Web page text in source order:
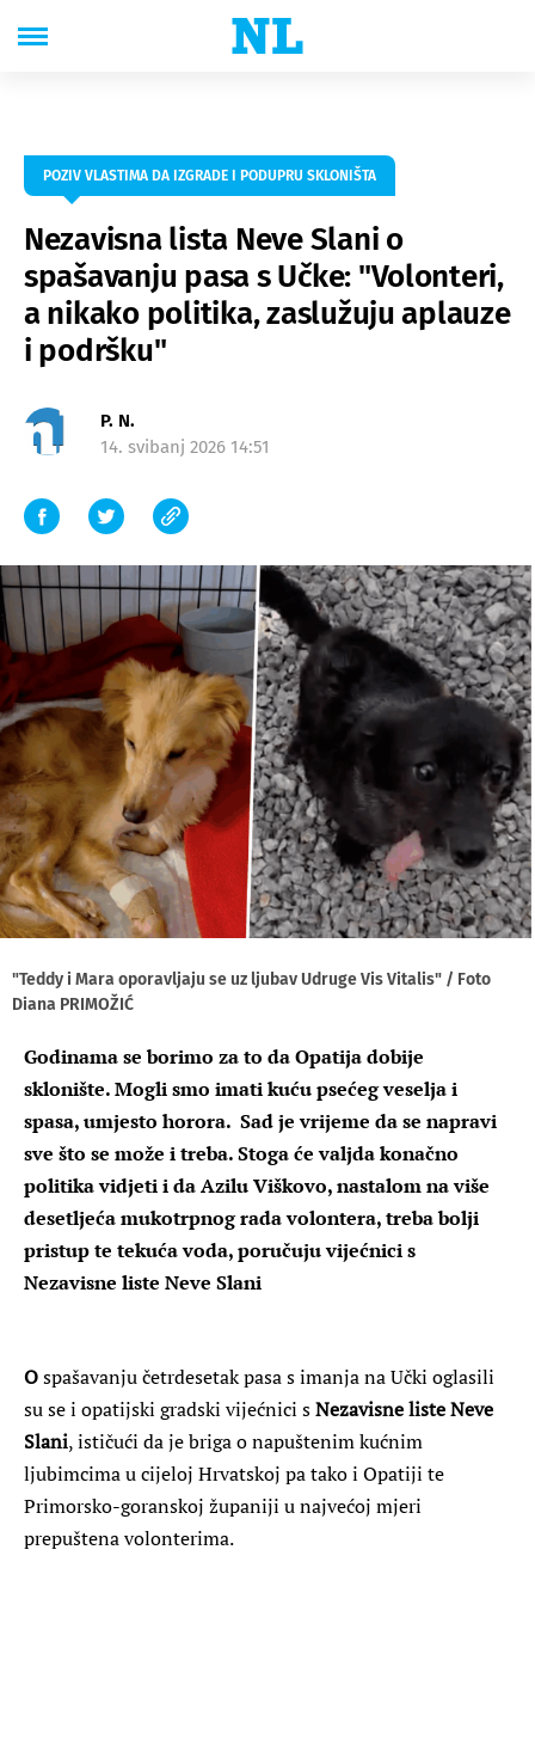
POZIV VLASTIMA DA IZGRADE I PODUPRU SKLONIŠTA
Nezavisna lista Neve Slani o
spašavanju pasa s Učke: "Volonteri,
a nikako politika, zaslužuju aplauze
i podršku"
P. N.
14. svibanj 2026 14:51
"Teddy i Mara oporavljaju se uz ljubav Udruge Vis Vitalis" / Foto
Diana PRIMOŽIĆ
Godinama se borimo za to da Opatija dobije
sklonište. Mogli smo imati kuću psećeg veselja i
spasa, umjesto horora. Sad je vrijeme da se napravi
sve što se može i treba. Stoga će valjda konačno
politika vidjeti i da Azilu Viškovo, nastalom na više
desetljeća mukotrpnog rada volontera, treba bolji
pristup te tekuća voda, poručuju vijećnici s
Nezavisne liste Neve Slani
Ospašavanju četrdesetak pasa s imanja na Učki oglasili
su se i opatijski gradski vijećnici sNezavisne liste Neve
Slani, ističući da je briga o napuštenim kućnim
ljubimcima u cijeloj Hrvatskoj pa tako i Opatiji te
Primorsko-goranskoj županiji u najvećoj mjeri
prepuštena volonterima.